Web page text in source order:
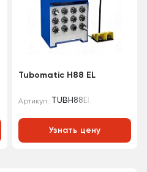
Tubomatic H88 EL
Артикул: TUBH88EL
Узнать цену